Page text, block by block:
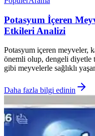
Potasyum İçeren
Etkileri Analizi
Potasyum içeren meyveler,
önemli olup, dengeli
gibi meyvelerle sağlıklı
Daha fazla bilgi edinin